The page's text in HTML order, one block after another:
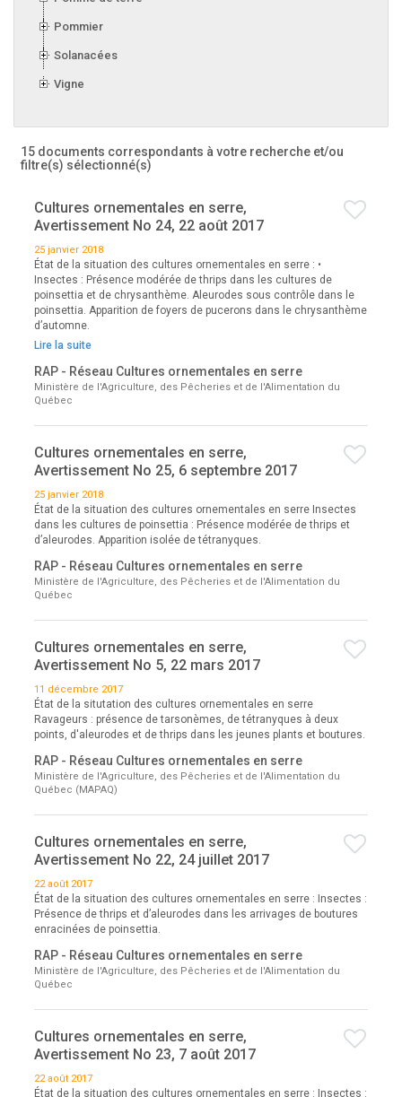
Pommier
Solanacées
Vigne
15 documents correspondants à votre recherche et/ou
filtre(s) sélectionné(s)
Cultures ornementales en serre,
Avertissement No 24, 22 août 2017
25 janvier 2018
État de la situation des cultures ornementales en serre : •
Insectes : Présence modérée de thrips dans les cultures de
poinsettia et de chrysanthème. Aleurodes sous contrôle dans le
poinsettia. Apparition de foyers de pucerons dans le chrysanthème
d’automne.
Lire la suite
RAP - Réseau Cultures ornementales en serre
Ministère de l'Agriculture, des Pêcheries et de l'Alimentation du
Québec
Cultures ornementales en serre,
Avertissement No 25, 6 septembre 2017
25 janvier 2018
État de la situation des cultures ornementales en serre Insectes
dans les cultures de poinsettia : Présence modérée de thrips et
d’aleurodes. Apparition isolée de tétranyques.
RAP - Réseau Cultures ornementales en serre
Ministère de l'Agriculture, des Pêcheries et de l'Alimentation du
Québec
Cultures ornementales en serre,
Avertissement No 5, 22 mars 2017
11 décembre 2017
État de la situtation des cultures ornementales en serre
Ravageurs : présence de tarsonèmes, de tétranyques à deux
points, d'aleurodes et de thrips dans les jeunes plants et boutures.
RAP - Réseau Cultures ornementales en serre
Ministère de l'Agriculture, des Pêcheries et de l'Alimentation du
Québec (MAPAQ)
Cultures ornementales en serre,
Avertissement No 22, 24 juillet 2017
22 août 2017
État de la situation des cultures ornementales en serre : Insectes :
Présence de thrips et d’aleurodes dans les arrivages de boutures
enracinées de poinsettia.
RAP - Réseau Cultures ornementales en serre
Ministère de l'Agriculture, des Pêcheries et de l'Alimentation du
Québec
Cultures ornementales en serre,
Avertissement No 23, 7 août 2017
22 août 2017
État de la situation des cultures ornementales en serre : Insectes :